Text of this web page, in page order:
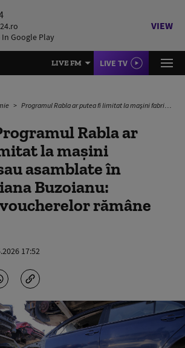
In Google Play
VIEW
LIVE FM LIVE TV
Programul Rabla ar putea fi limitat la mașini fabricate sau asamblate în Europa. Diana Buzoianu: „Valoarea voucherelor rămâne aceeași”
Rabla ar
la mașini
asamblate în
Buzoianu:
rămâne
17:52